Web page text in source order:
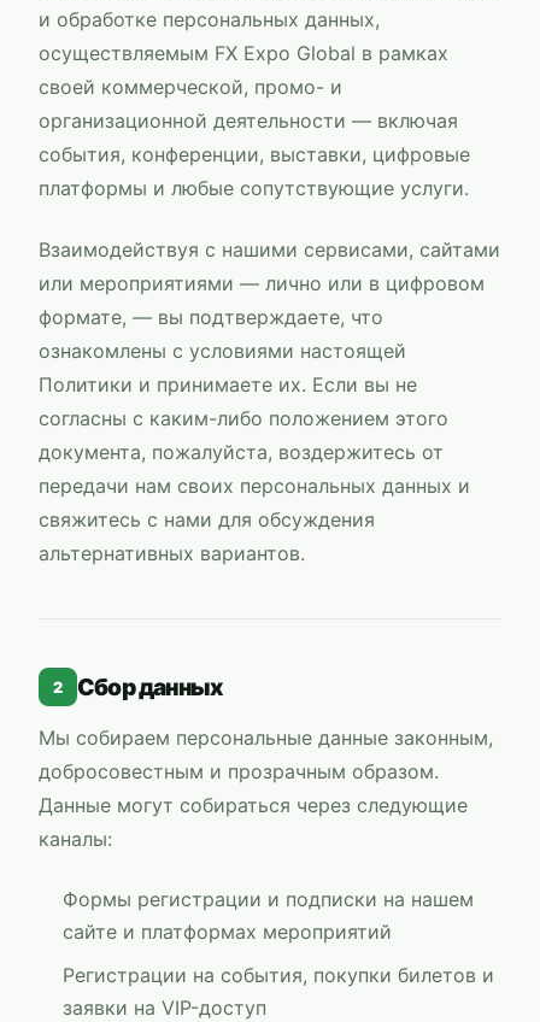
и обработке персональных данных,
осуществляемым FX Expo Global в рамках
своей коммерческой, промо- и
организационной деятельности — включая
события, конференции, выставки, цифровые
платформы и любые сопутствующие услуги.
Взаимодействуя с нашими сервисами, сайтами
или мероприятиями — лично или в цифровом
формате, — вы подтверждаете, что
ознакомлены с условиями настоящей
Политики и принимаете их. Если вы не
согласны с каким-либо положением этого
документа, пожалуйста, воздержитесь от
передачи нам своих персональных данных и
свяжитесь с нами для обсуждения
альтернативных вариантов.
2 Сбор данных
Мы собираем персональные данные законным,
добросовестным и прозрачным образом.
Данные могут собираться через следующие
каналы:
Формы регистрации и подписки на нашем
сайте и платформах мероприятий
Регистрации на события, покупки билетов и
заявки на VIP-доступ